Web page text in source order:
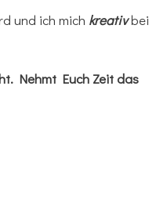
und ich mich kreativbei
Nehmt Euch Zeit das